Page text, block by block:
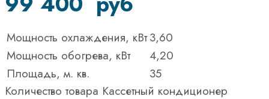
Мощность охлаждения, кВт3,60
Мощность обогрева, кВт
4,20
Площадь, м. кв.
35
Количество товара Кассетный кондиционер